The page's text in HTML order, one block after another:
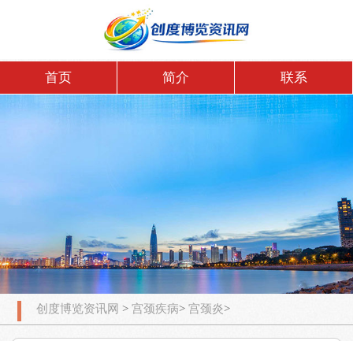
首页 简介 联系
创度博览资讯网 > 宫颈疾病> 宫颈炎>